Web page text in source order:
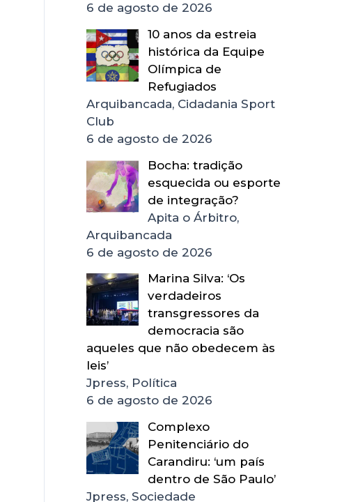
6 de agosto de 2026
10 anos da estreia
histórica da Equipe
Olímpica de
Refugiados
Arquibancada, Cidadania Sport
Club
6 de agosto de 2026
Bocha: tradição
esquecida ou esporte
de integração?
Apita o Árbitro,
Arquibancada
6 de agosto de 2026
Marina Silva: ‘Os
verdadeiros
transgressores da
democracia são
aqueles que não obedecem às
leis’
Jpress, Política
6 de agosto de 2026
Complexo
Penitenciário do
Carandiru: ‘um país
dentro de São Paulo’
Jpress, Sociedade